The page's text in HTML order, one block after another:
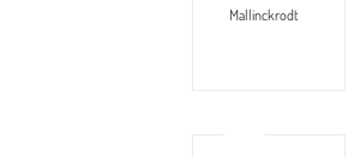
Mallinckrodt